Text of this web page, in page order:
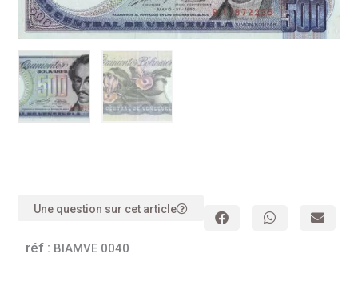
Une question sur cet article
réf : BIAMVE 0040